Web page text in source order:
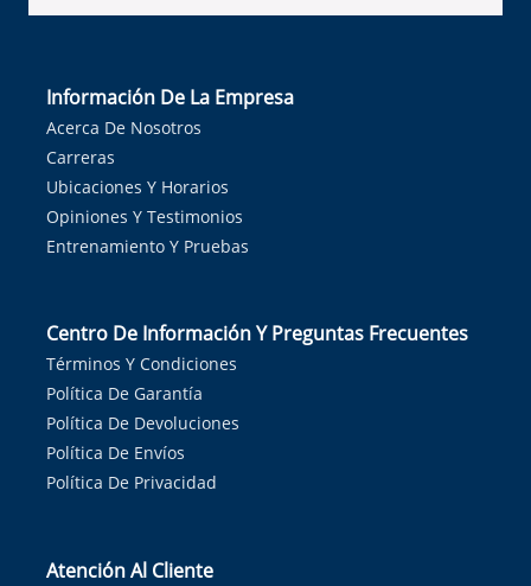
Información De La Empresa
Acerca De Nosotros
Carreras
Ubicaciones Y Horarios
Opiniones Y Testimonios
Entrenamiento Y Pruebas
Centro De Información Y Preguntas Frecuentes
Términos Y Condiciones
Política De Garantía
Política De Devoluciones
Política De Envíos
Política De Privacidad
Atención Al Cliente